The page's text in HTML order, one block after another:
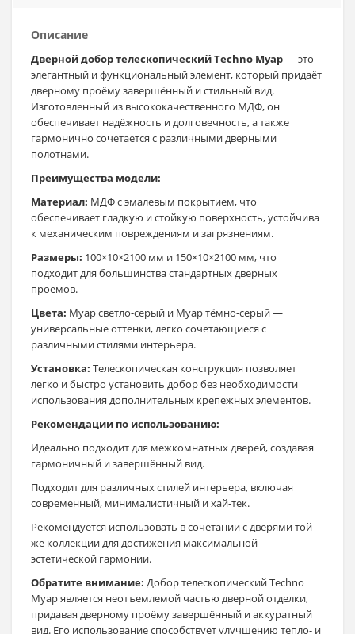
Описание
Дверной добор телескопический Techno Муар— это
элегантный и функциональный элемент, который придаёт
дверному проёму завершённый и стильный вид.
Изготовленный из высококачественного МДФ, он
обеспечивает надёжность и долговечность, а также
гармонично сочетается с различными дверными
полотнами.
Преимущества модели:
Материал: МДФ с эмалевым покрытием, что
обеспечивает гладкую и стойкую поверхность, устойчива
к механическим повреждениям и загрязнениям.
Размеры: 100×10×2100 мм и 150×10×2100 мм, что
подходит для большинства стандартных дверных
проёмов.
Цвета: Муар светло-серый и Муар тёмно-серый —
универсальные оттенки, легко сочетающиеся с
различными стилями интерьера.
Установка: Телескопическая конструкция позволяет
легко и быстро установить добор без необходимости
использования дополнительных крепежных элементов.
Рекомендации по использованию:
Идеально подходит для межкомнатных дверей, создавая
гармоничный и завершённый вид.
Подходит для различных стилей интерьера, включая
современный, минималистичный и хай-тек.
Рекомендуется использовать в сочетании с дверями той
же коллекции для достижения максимальной
эстетической гармонии.
Обратите внимание: Добор телескопический Techno
Муар является неотъемлемой частью дверной отделки,
придавая дверному проёму завершённый и аккуратный
вид. Его использование способствует улучшению тепло- и